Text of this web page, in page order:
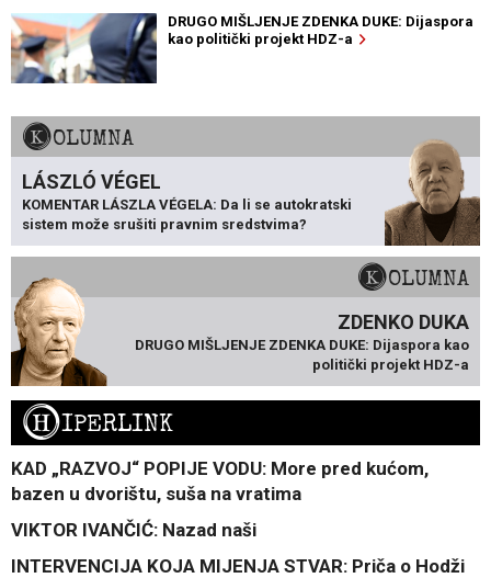
DRUGO MIŠLJENJE ZDENKA DUKE: Dijaspora
kao politički projekt HDZ-a
KOLUMNA
LÁSZLÓ VÉGEL
KOMENTAR LÁSZLA VÉGELA: Da li se autokratski
sistem može srušiti pravnim sredstvima?
KOLUMNA
ZDENKO DUKA
DRUGO MIŠLJENJE ZDENKA DUKE: Dijaspora kao
politički projekt HDZ-a
HIPERLINK
KAD „RAZVOJ“ POPIJE VODU: More pred kućom,
bazen u dvorištu, suša na vratima
VIKTOR IVANČIĆ: Nazad naši
INTERVENCIJA KOJA MIJENJA STVAR: Priča o Hodži